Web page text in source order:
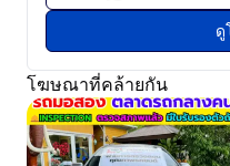
ดู
โฆษณาที่คล้ายกัน